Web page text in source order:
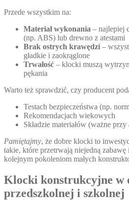
Przede wszystkim na:
Materiał wykonania – najlepiej
(np. ABS) lub drewno z atestami
Brak ostrych krawędzi –
gładkie i zaokrąglone
Trwałość – klocki muszą
pękania
Warto też sprawdzić, czy producent
Testach bezpieczeństwa (np.
Rekomendacjach wiekowych
Składzie materiałów (ważne
Pamiętajmy, że dobre klocki to
takie, które przetrwają niejedną zabawę
kolejnym pokoleniom małych
Klocki konstrukcyjne w
przedszkolnej i szkolnej